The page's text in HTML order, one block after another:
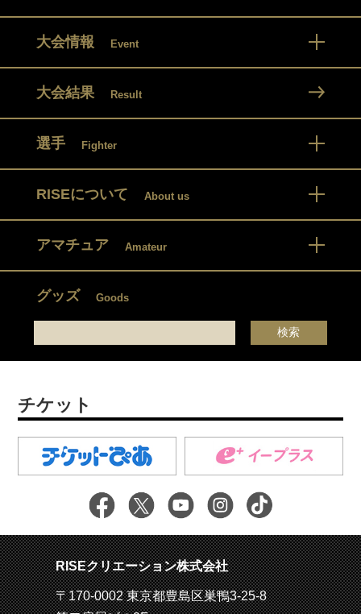
大会情報 Event
大会結果 Result
選手 Fighter
RISEについて About us
アマチュア Amateur
グッズ Goods
チケット
RISEクリエーション株式会社
〒170-0002 東京都豊島区巣鴨3-25-8